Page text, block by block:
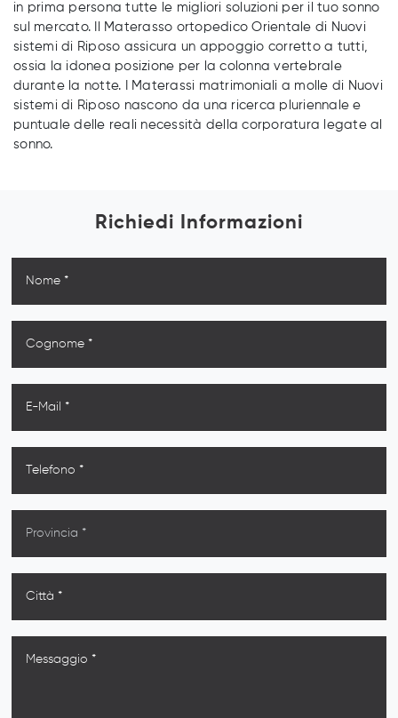
in prima persona tutte le migliori soluzioni per il tuo sonno
sul mercato. Il Materasso ortopedico Orientale di Nuovi
sistemi di Riposo assicura un appoggio corretto a tutti,
ossia la idonea posizione per la colonna vertebrale
durante la notte. I Materassi matrimoniali a molle di Nuovi
sistemi di Riposo nascono da una ricerca pluriennale e
puntuale delle reali necessità della corporatura legate al
sonno.
Richiedi Informazioni